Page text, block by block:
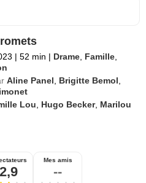
| 52 min | Drame, Famille,
Aline Panel, Brigitte Bemol,
Lou, Hugo Becker, Marilou
2,9
Mes amis
--